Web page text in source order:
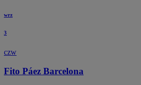
wrz
3
czw
Fito Páez Barcelona